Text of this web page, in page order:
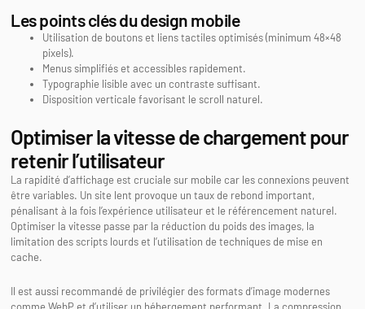
Les points clés du design mobile
Utilisation de boutons et liens tactiles optimisés (minimum 48×48
pixels).
Menus simplifiés et accessibles rapidement.
Typographie lisible avec un contraste suffisant.
Disposition verticale favorisant le scroll naturel.
Optimiser la vitesse de chargement pour
retenir l’utilisateur
La rapidité d’affichage est cruciale sur mobile car les connexions peuvent
être variables. Un site lent provoque un taux de rebond important,
pénalisant à la fois l’expérience utilisateur et le référencement naturel.
Optimiser la vitesse passe par la réduction du poids des images, la
limitation des scripts lourds et l’utilisation de techniques de mise en
cache.
Il est aussi recommandé de privilégier des formats d’image modernes